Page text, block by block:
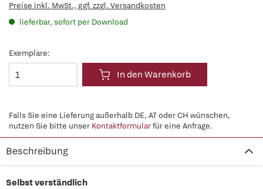
Preise inkl. MwSt., ggf. zzgl. Versandkosten
lieferbar, sofort per Download
Exemplare:
In den Warenkorb
Falls Sie eine Lieferung außerhalb DE, AT oder CH wünschen,
nutzen Sie bitte unser Kontaktformularfür eine Anfrage.
Beschreibung
Selbst verständlich